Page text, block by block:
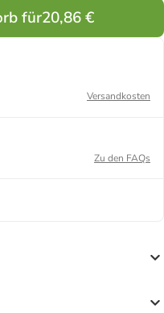
für20,86 €
Versandkosten
Zu den FAQs